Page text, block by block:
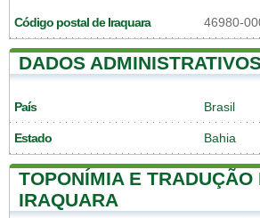
Código postal de Iraquara 46980-
DADOS
País Brasil
Estado Bahia
TOPONÍMIA E TRADUÇÃO
IRAQUARA